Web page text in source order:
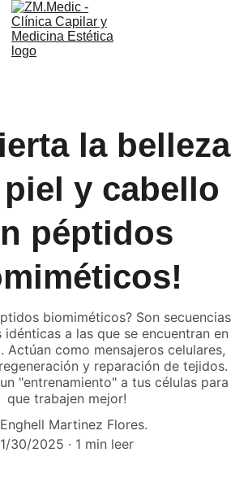
la belleza
y cabello
péptidos
biomiméticos? Son secuencias
a las que se encuentran en
Actúan como mensajeros celulares,
y reparación de tejidos.
"entrenamiento" a tus células para
que trabajen mejor!
Martinez Flores.
1/30/2025
1 min leer